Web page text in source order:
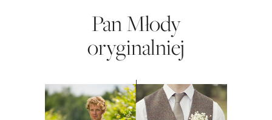
Pan Młody
oryginalniej